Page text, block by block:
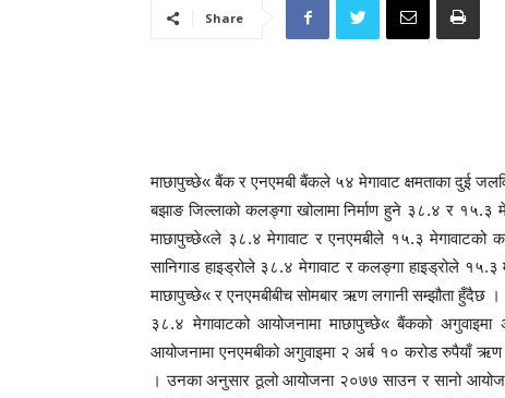
Share
माछापुच्छे« बैंक र एनएमबी बैंकले ५४ मेगावाट क्षमताका दुई
बझाङ जिल्लाको कलङ्गा खोलामा निर्माण हुने ३८.४ र १५.३
माछापुच्छे«ले ३८.४ मेगावाट र एनएमबीले १५.३ मेगावाटको
सानिगाड हाइड्रोले ३८.४ मेगावाट र कलङ्गा हाइड्रोले
माछापुच्छे« र एनएमबीबीच सोमबार ऋण लगानी सम्झौता हुँदैछ ।
३८.४ मेगावाटको आयोजनामा माछापुच्छे« बैंकको
आयोजनामा एनएमबीको अगुवाइमा २ अर्ब १० करोड रुपैयाँ
। उनका अनुसार ठूलो आयोजना २०७७ साउन र सानो